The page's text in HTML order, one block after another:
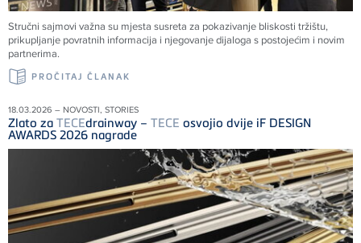
Stručni sajmovi važna su mjesta susreta za pokazivanje bliskosti tržištu,
prikupljanje povratnih informacija i njegovanje dijaloga s postojećim i novim
partnerima.
PROČITAJ ČLANAK
18.03.2026 – NOVOSTI, STORIES
Zlato za TECEdrainway – TECE osvojio dvije iF DESIGN
AWARDS 2026 nagrade